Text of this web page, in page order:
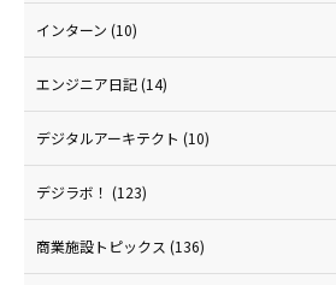
インターン (10)
エンジニア日記(14)
デジタルアーキテクト (10)
デジラボ！ (123)
商業施設トピックス (136)